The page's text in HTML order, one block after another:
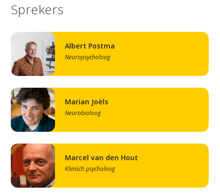
Sprekers
Albert Postma
Neuropsycholoog
Marian Joëls
Neurobioloog
Marcel van den Hout
Klinisch psycholoog